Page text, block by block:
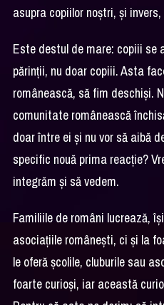
asupra copiilor noștri, și
Este destul de mare: copiii se
părinții, nu doar copiii. Asta
românească, să fim deschiși.
comunitate românească
doar între ei și nu vor să aibă
specific nouă prima reacție?
integrăm și să vedem.
Familiile de români lucrează,
asociațiile românești, ci și la
le oferă școlile, cluburile sau
foarte curioși, iar această